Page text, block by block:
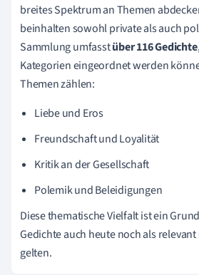
breites Spektrum an Themen
beinhalten sowohl private als auch
Sammlung umfasstüber 116 Gedichte
Kategorien eingeordnet werden
Themen zählen:
Liebe und Eros
Freundschaft und Loyalität
Kritik an der Gesellschaft
Polemik und Beleidigungen
Diese thematische Vielfalt ist ein
Gedichte auch heute noch als
gelten.